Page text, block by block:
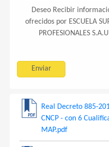
Deseo Recibir
ofrecidos por ESCUELA
PROFESIONALES
Real Decreto 885-
CNCP - con 6
MAP.pdf